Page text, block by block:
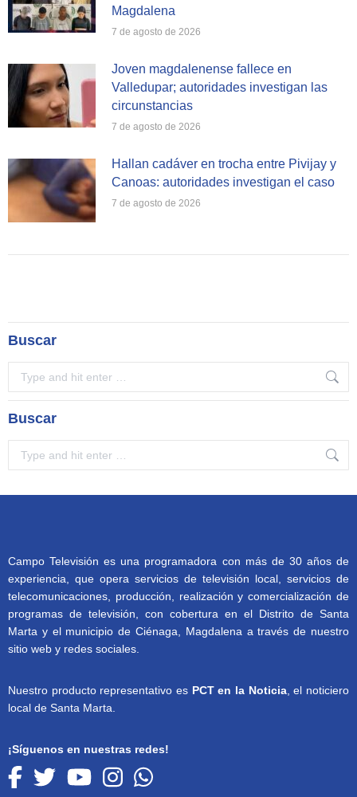
Magdalena
7 de agosto de 2026
Joven magdalenense fallece en
Valledupar; autoridades investigan las
circunstancias
7 de agosto de 2026
Hallan cadáver en trocha entre Pivijay y
Canoas: autoridades investigan el caso
7 de agosto de 2026
Buscar
Buscar
Campo Televisión es una programadora con más de 30 años de
experiencia, que opera servicios de televisión local, servicios de
telecomunicaciones, producción, realización y comercialización de
programas de televisión, con cobertura en el Distrito de Santa
Marta y el municipio de Ciénaga, Magdalena a través de nuestro
sitio web y redes sociales.
Nuestro producto representativo es PCT en la Noticia, el noticiero
local de Santa Marta.
¡Síguenos en nuestras redes!